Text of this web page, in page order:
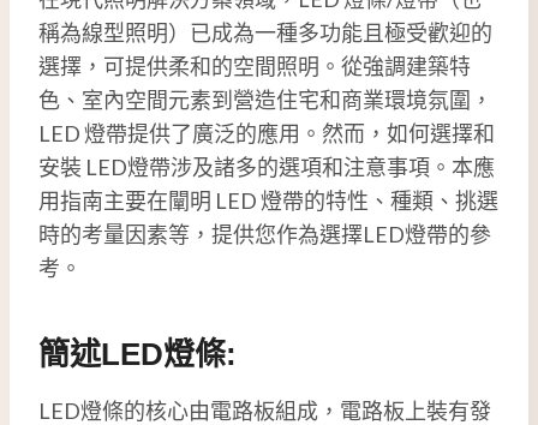
稱為線型照明）已成為一種多功能且極受歡迎的
選擇，可提供柔和的空間照明。從強調建築特
色、室內空間元素到營造住宅和商業環境氛圍，
LED 燈帶提供了廣泛的應用。然而，如何選擇和
安裝 LED燈帶涉及諸多的選項和注意事項。本應
用指南主要在闡明 LED 燈帶的特性、種類、挑選
時的考量因素等，提供您作為選擇LED燈帶的參
考。
簡述LED燈條:
LED燈條的核心由電路板組成，電路板上裝有發